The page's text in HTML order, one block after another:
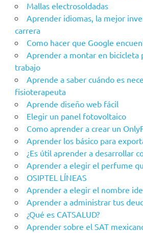
Mallas electrosoldadas
Aprender idiomas, la mejor
carrera
Como hacer que Google
Aprender a montar en bicicleta
trabajo
Aprende a saber cuándo es
fisioterapeuta
Aprende diseño web fácil
Elegir un panel fotovoltaico
Como aprender a crear un
Aprender los básico para
¿Es útil aprender a desarrollar
Aprender a elegir el perfume
OSIPTEL LÍNEAS
Aprender a elegir el nombre
Aprender a administrar tus
¿Qué es CATSALUD?
Aprender sobre el SAT